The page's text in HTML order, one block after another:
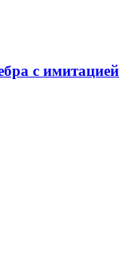
с имитацией